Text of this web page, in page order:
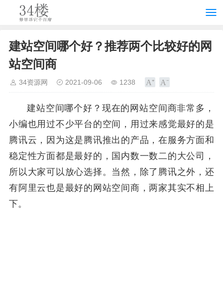
建站空间哪个好？推荐两个比较好的网
站空间商
34资源网 2021-09-06 1238
建站空间哪个好？现在的网站空间商非常多，
小编也用过不少平台的空间，用过来感觉最好的是
腾讯云，因为这是腾讯推出的产品，在服务方面和
稳定性方面都是最好的，国内数一数二的大公司，
所以大家可以放心选择。当然，除了腾讯之外，还
有阿里云也是最好的网站空间商，两家其实不相上
下。